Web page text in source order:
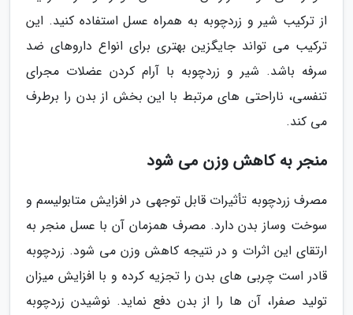
از ترکیب شیر و زردچوبه به همراه عسل استفاده کنید. این
ترکیب می تواند جایگزین بهتری برای انواع داروهای ضد
سرفه باشد. شیر و زردچوبه با آرام کردن عضلات مجرای
تنفسی، ناراحتی های مرتبط با این بخش از بدن را برطرف
می کند.
منجر به کاهش وزن می شود
مصرف زردچوبه تأثیرات قابل توجهی در افزایش متابولیسم و
سوخت وساز بدن دارد. مصرف همزمان آن با عسل منجر به
ارتقای این اثرات و در نتیجه کاهش وزن می شود. زردچوبه
قادر است چربی های بدن را تجزیه کرده و با افزایش میزان
تولید صفرا، آن ها را از بدن دفع نماید. نوشیدن زردچوبه